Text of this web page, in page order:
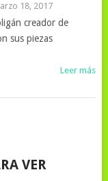
18, 2017
creador de
sus piezas
Leer más
VER